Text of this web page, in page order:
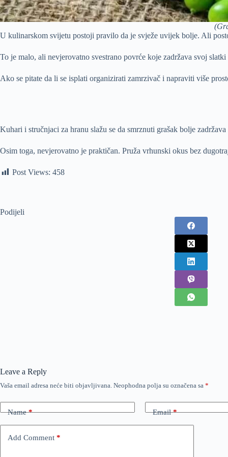
U kulinarskom svijetu postoji pravilo da je svježe uvijek bolje. Ali
To je malo, ali nevjerovatno svestrano povrće koje zadržava svoj
Ako se pitate da li se isplati organizirati zamrzivač i napraviti više
Kuhari i stručnjaci za hranu slažu se da smrznuti grašak bolje
Osim toga, nevjerovatno je praktičan. Pruža vrhunski okus bez
Post Views: 458
Podijeli
Leave a Reply
Vaša email adresa neće biti objavljivana. Neophodna polja su označena sa *
Name* Email*
Add Comment *